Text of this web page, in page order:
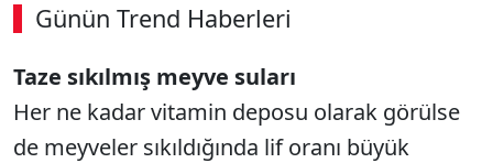
Günün Trend Haberleri
Taze sıkılmış meyve suları
Her ne kadar vitamin deposu olarak görülse
de meyveler sıkıldığında lif oranı büyük